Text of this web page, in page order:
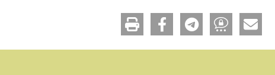
drucken teilen teilen